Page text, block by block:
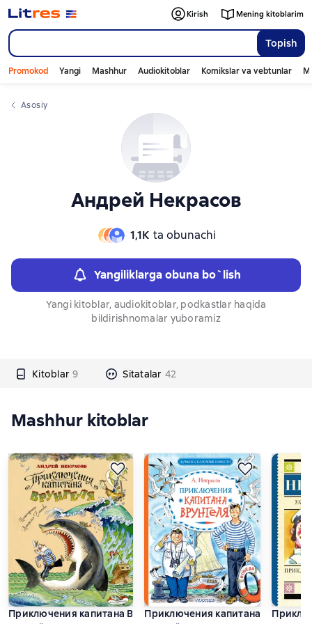
Topish
Kirish Mening kitoblarim
Promokod Yangi Mashhur Audiokitoblar Komikslar va vebtunlar
Asosiy
Андрей Некрасов
1,1К ta obunachi
Yangiliklarga obuna bo`lish
Yangi kitoblar, audiokitoblar, podkastlar haqida
bildirishnomalar yuboramiz
Kitoblar 9 Sitatalar 42
Слайдер с книгами
Mashhur kitoblar
Приключения капитана ВрунгеляПриключения капитана Врунгеля
Слайдер с книгами